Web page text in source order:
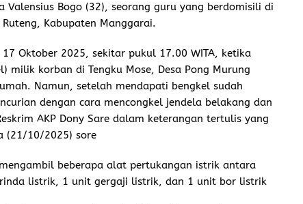
Valensius Bogo (32), seorang guru yang berdomisili di
Kabupaten Manggarai.
Oktober 2025, sekitar pukul 17.00 WITA, ketika
milik korban di Tengku Mose, Desa Pong Murung
Namun, setelah mendapati bengkel sudah
dengan cara mencongkel jendela belakang dan
AKP Dony Sare dalam keterangan tertulis yang
(21/10/2025) sore
beberapa alat pertukangan istrik antara
listrik, 1 unit gergaji listrik, dan 1 unit bor listrik